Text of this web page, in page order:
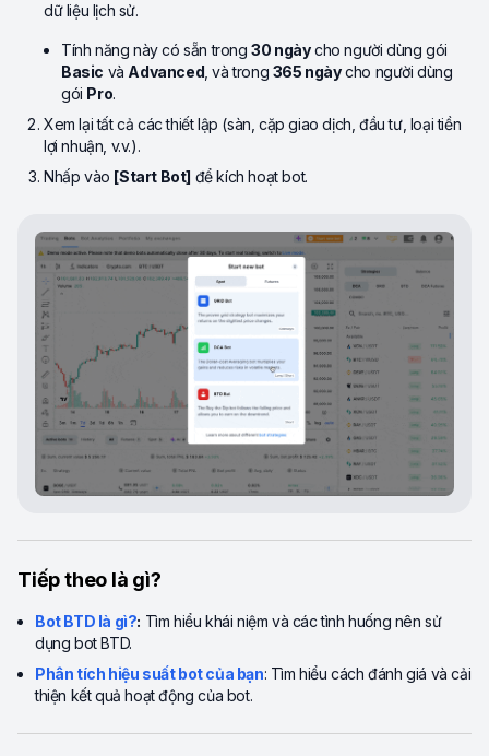
dữ liệu lịch sử.
Tính năng này có sẵn trong30 ngàycho người dùng gói
Basic và Advanced , và trong 365 ngàycho người dùng
gói Pro.
Xem lại tất cả các thiết lập (sàn, cặp giao dịch, đầu tư, loại tiền
lợi nhuận, v.v.).
Nhấp vào [Start Bot] để kích hoạt bot.
Tiếp theo là gì?
Bot BTD là gì?: Tìm hiểu khái niệm và các tình huống nên sử
dụng bot BTD.
Phân tích hiệu suất bot của bạn: Tìm hiểu cách đánh giá và cải
thiện kết quả hoạt động của bot.